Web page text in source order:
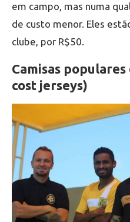
em campo, mas numa
de custo menor. Eles
clube, por R$50.
Camisas
cost jerseys)